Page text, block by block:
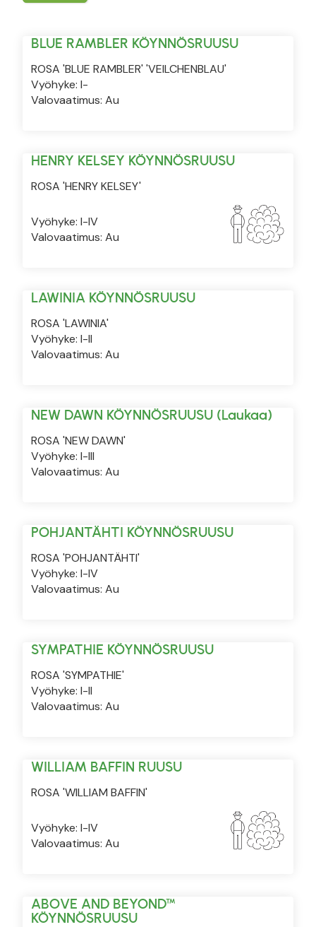
BLUE RAMBLER KÖYNNÖSRUUSU
ROSA 'BLUE RAMBLER' 'VEILCHENBLAU'
Vyöhyke: I-
Valovaatimus: Au
HENRY KELSEY KÖYNNÖSRUUSU
ROSA 'HENRY KELSEY'
Vyöhyke: I-IV
Valovaatimus: Au
LAWINIA KÖYNNÖSRUUSU
ROSA 'LAWINIA'
Vyöhyke: I-II
Valovaatimus: Au
NEW DAWN KÖYNNÖSRUUSU (Laukaa)
ROSA 'NEW DAWN'
Vyöhyke: I-III
Valovaatimus: Au
POHJANTÄHTI KÖYNNÖSRUUSU
ROSA 'POHJANTÄHTI'
Vyöhyke: I-IV
Valovaatimus: Au
SYMPATHIE KÖYNNÖSRUUSU
ROSA 'SYMPATHIE'
Vyöhyke: I-II
Valovaatimus: Au
WILLIAM BAFFIN RUUSU
ROSA 'WILLIAM BAFFIN'
Vyöhyke: I-IV
Valovaatimus: Au
ABOVE AND BEYOND™
KÖYNNÖSRUUSU